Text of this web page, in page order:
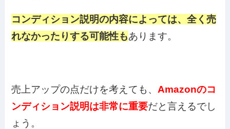
コンディション説明の内容によっては、全く売
れなかったりする可能性もあります。
売上アップの点だけを考えても、 Amazonのコ
ンディション説明は非常に重要だと言えるでし
ょう。